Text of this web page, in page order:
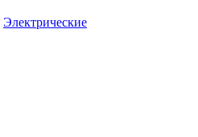
Электрические